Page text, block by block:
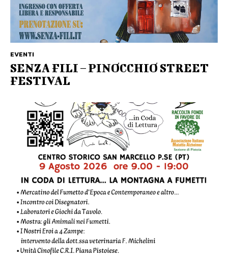
EVENTI
SENZA FILI – PINOCCHIO STREET
FESTIVAL